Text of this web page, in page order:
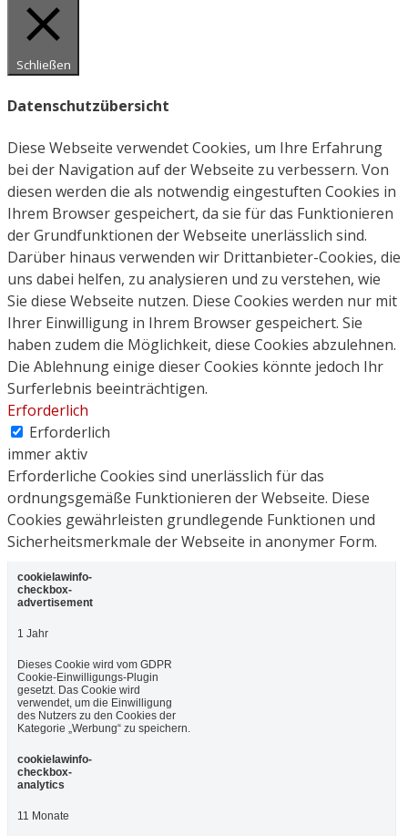
Schließen
Datenschutzübersicht
Diese Webseite verwendet Cookies, um Ihre Erfahrung
bei der Navigation auf der Webseite zu verbessern. Von
diesen werden die als notwendig eingestuften Cookies in
Ihrem Browser gespeichert, da sie für das Funktionieren
der Grundfunktionen der Webseite unerlässlich sind.
Darüber hinaus verwenden wir Drittanbieter-Cookies, die
uns dabei helfen, zu analysieren und zu verstehen, wie
Sie diese Webseite nutzen. Diese Cookies werden nur mit
Ihrer Einwilligung in Ihrem Browser gespeichert. Sie
haben zudem die Möglichkeit, diese Cookies abzulehnen.
Die Ablehnung einige dieser Cookies könnte jedoch Ihr
Surferlebnis beeinträchtigen.
Erforderlich
Erforderlich
immer aktiv
Erforderliche Cookies sind unerlässlich für das
ordnungsgemäße Funktionieren der Webseite. Diese
Cookies gewährleisten grundlegende Funktionen und
Sicherheitsmerkmale der Webseite in anonymer Form.
cookielawinfo-
checkbox-
advertisement
1 Jahr
Dieses Cookie wird vom GDPR
Cookie-Einwilligungs-Plugin
gesetzt. Das Cookie wird
verwendet, um die Einwilligung
des Nutzers zu den Cookies der
Kategorie „Werbung“ zu speichern.
cookielawinfo-
checkbox-
analytics
11 Monate